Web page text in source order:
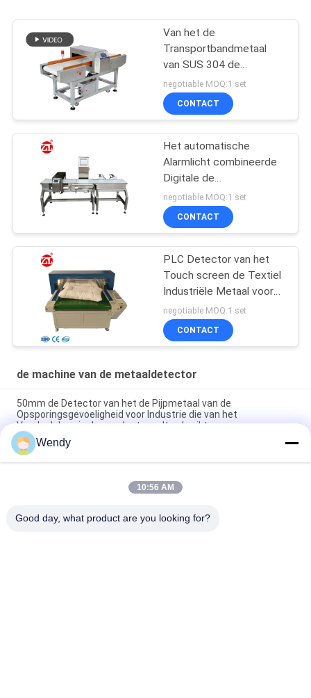
Van het de
Transportbandmetaal
van SUS 304 de
Detectormachine voor
de Hoge Gevoeligheid
van de Voedselindustrie
negotiable MOQ:1 set
CONTACT
Het automatische
Alarmlicht combineerde
Digitale de
Detectorgewichtscontroleur
van het Voedselmetaal
negotiable MOQ:1 set
CONTACT
PLC Detector van het
Touch screen de Textiel
Industriële Metaal voor
Schoenen, Hoofdkussen
negotiable MOQ:1 set
CONTACT
de machine van de metaaldetector
50mm de Detector van het de Pijpmetaal van de
Opsporingsgevoeligheid voor Industrie die van het
Voedselchemische product wordt gebruikt
"Solid SUS304 Conveyor Belt Check Weighing System
Machine"
"Hoge nauwkeurigheid en stabiliteit controle weegschaal met
Wendy
10:56 AM
Good day, what product are you looking for?